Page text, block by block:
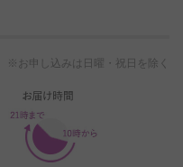
※お申し込みは日曜・祝日を除く